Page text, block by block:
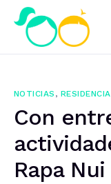
Nosotros
Noticias
¿Quieres
NOTICIAS ,
Con
Rapa